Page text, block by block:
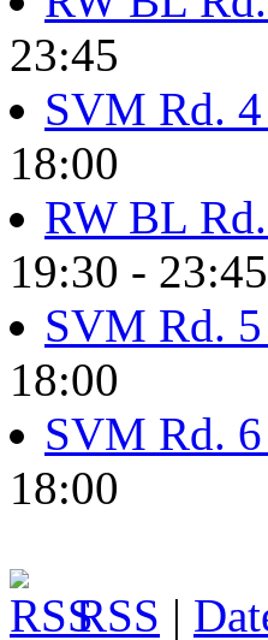
23:45
SVM Rd.
18:00
RW BL
19:30 - 23:45
SVM Rd.
18:00
SVM Rd.
18:00
RSS |